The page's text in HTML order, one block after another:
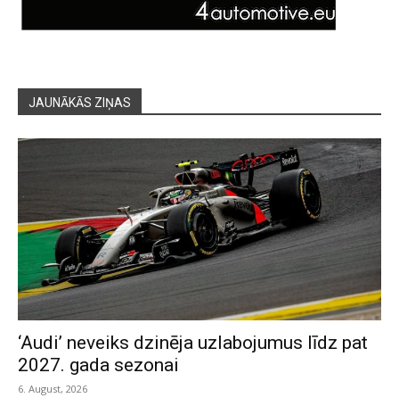
JAUNĀKĀS ZIŅAS
‘Audi’ neveiks dzinēja uzlabojumus līdz pat
2027. gada sezonai
6. August, 2026